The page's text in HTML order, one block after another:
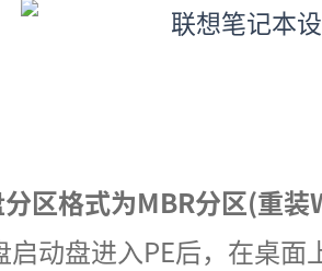
区格式为MBR分区(重装
启动盘进入PE后，在桌面